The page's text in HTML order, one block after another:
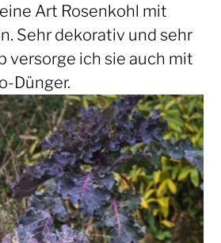
Art Rosenkohl mit
Sehr dekorativ und sehr
versorge ich sie auch mit
Dünger.